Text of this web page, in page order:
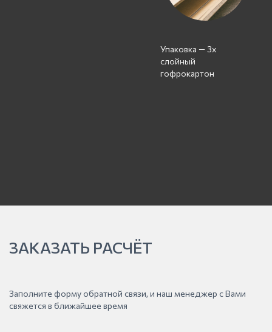
Упаковка — 3х
слойный
гофрокартон
ЗАКАЗАТЬ РАСЧЁТ
Заполните форму обратной связи, и наш менеджер с Вами
свяжется в ближайшее время